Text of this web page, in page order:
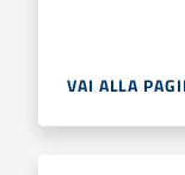
VAI ALLA